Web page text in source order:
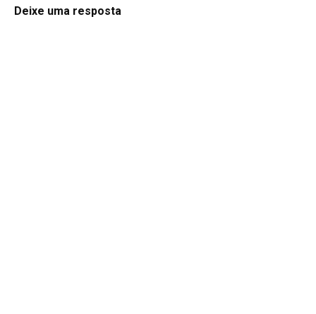
Deixe uma resposta